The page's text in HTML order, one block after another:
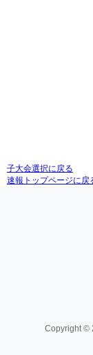
子大会選択に戻る
速報トップページに戻
Copyright ©